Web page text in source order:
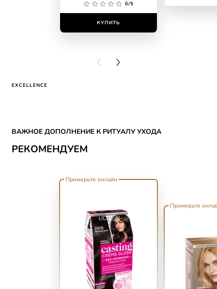
0/5
КУПИТЬ
PREVIOUS CARD
NEXT CARD
EXCELLENCE
РЕКОМЕНДУЕМ
ВАЖНОЕ ДОПОЛНЕНИЕ К РИТУАЛУ УХОДА
Примерьте онлайн
Примерьте